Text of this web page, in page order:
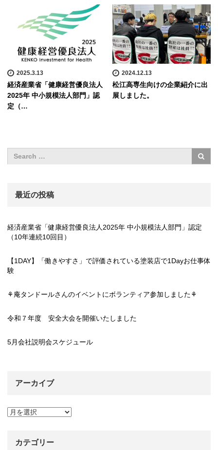
2025.3.13
経済産業省「健康経営優良法人
2025年 中小規模法人部門」認
定（…
2024.12.13
松江高専生向けの企業紹介に出
展しました。
最近の投稿
経済産業省「健康経営優良法人2025年 中小規模法人部門」認定
（10年連続10回目）
【1DAY】「働きやすさ」で評価されている塗装店で1Dayお仕事体
験
⚘庵タンドールさんのイベントにボランティア参加しました⚘
令和７年度 安全大会を開催いたしました
5月会社説明会スケジュール
アーカイブ
ア
カテゴリー